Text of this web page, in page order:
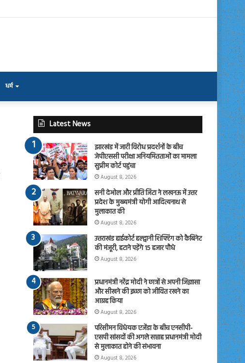
धर्म
Latest News
झारखंड में जारी विरोध प्रदर्शनों के बीच
जेपीएससी परीक्षा अनियमितताओं का मामला
सुप्रीम कोर्ट पहुंचा
August 8, 2026
सनी देओल और प्रीति जिंटा ने लखनऊ में उत्तर
प्रदेश के मुख्यमंत्री योगी आदित्यनाथ से
मुलाकात की
August 8, 2026
उत्तराखंड हाईकोर्ट हल्द्वानी शिफ्टिंग को कैबिनेट
की मंजूरी, हटाने पड़ेंगे 15 हजार पौधे
August 8, 2026
प्रधानमंत्री नरेंद्र मोदी ने छात्रों से अपनी जिज्ञासा
और सीखने की इच्छा को जीवित रखने का
आग्रह किया
August 8, 2026
परिसीमन विधेयक एजेंडा के बीच एनसीपी-
एसपी सांसदों की अगले सप्ताह प्रधानमंत्री मोदी
से मुलाकात होने की संभावना
August 8, 2026